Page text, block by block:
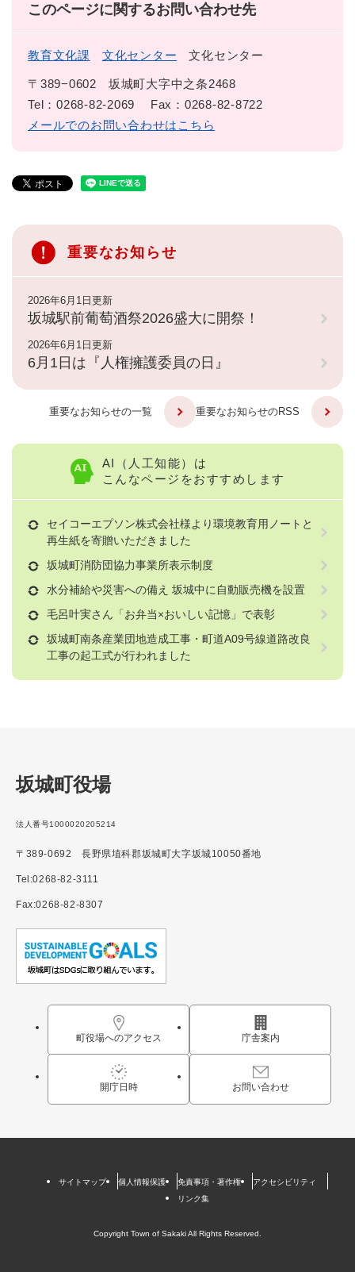
このページに関するお問い合わせ先
教育文化課 文化センター 文化センター
〒389−0602
坂城町大字中之条2468
Tel：0268-82-2069
Fax：0268-82-8722
メールでのお問い合わせはこちら
重要なお知らせ
2026年6月1日更新
坂城駅前葡萄酒祭2026盛大に開祭！
2026年6月1日更新
6月1日は『人権擁護委員の日』
重要なお知らせの一覧 重要なお知らせのRSS
AI（人工知能）は
こんなページをおすすめします
セイコーエプソン株式会社様より環境教育用ノートと
再生紙を寄贈いただきました
坂城町消防団協力事業所表示制度
水分補給や災害への備え 坂城中に自動販売機を設置
毛呂叶実さん「お弁当×おいしい記憶」で表彰
坂城町南条産業団地造成工事・町道A09号線道路改良
工事の起工式が行われました
坂城町役場
法人番号1000020205214
〒389-0692 長野県埴科郡坂城町大字坂城10050番地
Tel:0268-82-3111
Fax:0268-82-8307
町役場へのアクセス 庁舎案内
開庁日時 お問い合わせ
サイトマップ 個人情報保護 免責事項・著作権
アクセシビリティ
リンク集
Copyright Town of Sakaki All Rights Reserved.